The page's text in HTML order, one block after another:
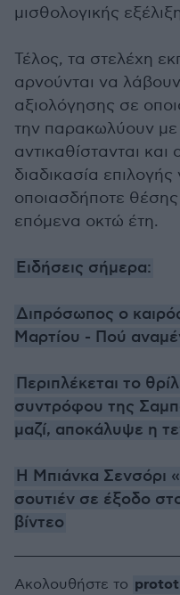
μισθολογικής
Τέλος, τα στελέχη
αρνούνται να
αξιολόγησης σε
την παρακωλύουν με
αντικαθίστανται και
διαδικασία
οποιασδήποτε θέσης
επόμενα οκτώ έτη.
Ειδήσεις σήμερα:
Διπρόσωπος ο
Μαρτίου - Πού
Περιπλέκεται το
συντρόφου της
μαζί, αποκάλυψε η
Η Μπιάνκα Σενσόρι
σουτιέν σε έξοδο
βίντεο
Ακολουθήστε το